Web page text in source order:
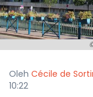
Oleh Cécile de
10:22